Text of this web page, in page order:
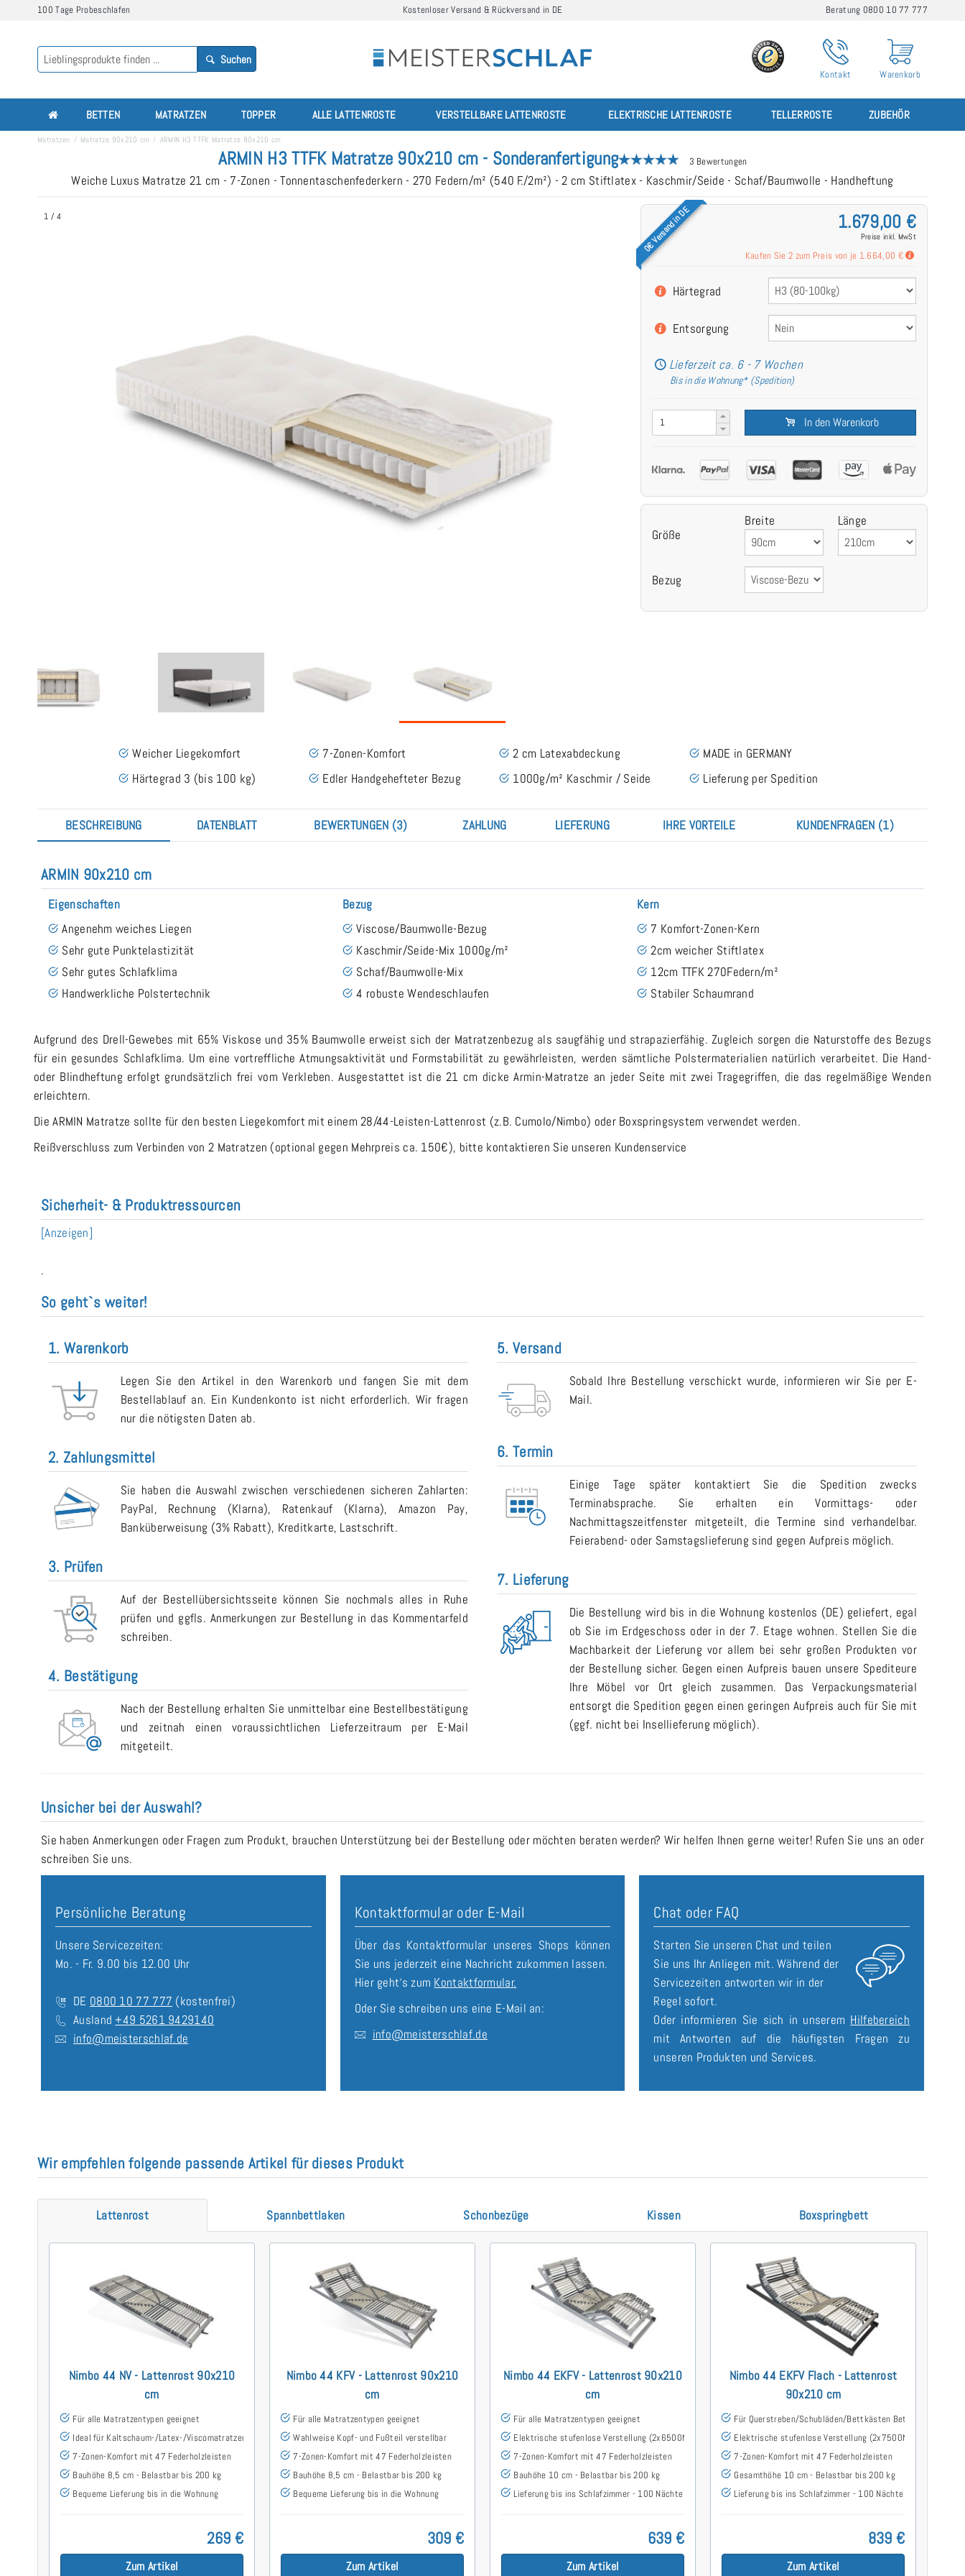
100 Tage Probeschlafen Kostenloser Versand & Rückversand in DE Beratung 0800 10 77 777
Suchen
Kontakt Warenkorb
BETTEN MATRATZEN TOPPER ALLE LATTENROSTE VERSTELLBARE LATTENROSTE ELEKTRISCHE LATTENROSTE TELLERROSTE ZUBEHÖR
Matratzen Matratze 90x210 cm ARMIN H3 TTFK Matratze 90x210 cm
ARMIN H3 TTFK Matratze 90x210 cm - Sonderanfertigung 3 Bewertungen
Weiche Luxus Matratze 21 cm - 7-Zonen - Tonnentaschenfederkern - 270 Federn/m² (540 F./2m²) - 2 cm Stiftlatex - Kaschmir/Seide - Schaf/Baumwolle - Handheftung
1 /4 0€ Versand in DE 1.679,00 €
Preise inkl. MwSt
Kaufen Sie 2 zum Preis von je 1.664,00 €
Härtegrad
Entsorgung
Lieferzeit ca. 6 - 7 Wochen
Bis in die Wohnung* (Spedition)
In den Warenkorb
Größe
Breite Länge
Bezug
Weicher Liegekomfort
Härtegrad 3 (bis 100 kg)
7-Zonen-Komfort
Edler Handgehefteter Bezug
2 cm Latexabdeckung
1000g/m² Kaschmir / Seide
MADE in GERMANY
Lieferung per Spedition
BESCHREIBUNG DATENBLATT BEWERTUNGEN (3) ZAHLUNG LIEFERUNG IHRE VORTEILE KUNDENFRAGEN (1)
ARMIN 90x210 cm
Eigenschaften
Angenehm weiches Liegen
Sehr gute Punktelastizität
Sehr gutes Schlafklima
Handwerkliche Polstertechnik
Bezug
Viscose/Baumwolle-Bezug
Kaschmir/Seide-Mix 1000g/m²
Schaf/Baumwolle-Mix
4 robuste Wendeschlaufen
Kern
7 Komfort-Zonen-Kern
2cm weicher Stiftlatex
12cm TTFK 270Federn/m²
Stabiler Schaumrand
Aufgrund des Drell-Gewebes mit 65% Viskose und 35% Baumwolle erweist sich der Matratzenbezug als saugfähig und strapazierfähig. Zugleich sorgen die Naturstoffe des Bezugs
für ein gesundes Schlafklima. Um eine vortreffliche Atmungsaktivität und Formstabilität zu gewährleisten, werden sämtliche Polstermaterialien natürlich verarbeitet. Die Hand-
oder Blindheftung erfolgt grundsätzlich frei vom Verkleben. Ausgestattet ist die 21 cm dicke Armin-Matratze an jeder Seite mit zwei Tragegriffen, die das regelmäßige Wenden
erleichtern.
Die ARMIN Matratze sollte für den besten Liegekomfort mit einem 28/44-Leisten-Lattenrost (z.B. Cumolo/Nimbo) oder Boxspringsystem verwendet werden.
Reißverschluss zum Verbinden von 2 Matratzen (optional gegen Mehrpreis ca. 150€), bitte kontaktieren Sie unseren Kundenservice
Sicherheit- & Produktressourcen
[Anzeigen]
.
So geht`s weiter!
1. Warenkorb
Legen Sie den Artikel in den Warenkorb und fangen Sie mit dem
Bestellablauf an. Ein Kundenkonto ist nicht erforderlich. Wir fragen
nur die nötigsten Daten ab.
2. Zahlungsmittel
Sie haben die Auswahl zwischen verschiedenen sicheren Zahlarten:
PayPal, Rechnung (Klarna), Ratenkauf (Klarna), Amazon Pay,
Banküberweisung (3% Rabatt), Kreditkarte, Lastschrift.
3. Prüfen
Auf der Bestellübersichtsseite können Sie nochmals alles in Ruhe
prüfen und ggfls. Anmerkungen zur Bestellung in das Kommentarfeld
schreiben.
4. Bestätigung
Nach der Bestellung erhalten Sie unmittelbar eine Bestellbestätigung
und zeitnah einen voraussichtlichen Lieferzeitraum per E-Mail
mitgeteilt.
5. Versand
Sobald Ihre Bestellung verschickt wurde, informieren wir Sie per E-
Mail.
6. Termin
Einige Tage später kontaktiert Sie die Spedition zwecks
Terminabsprache. Sie erhalten ein Vormittags- oder
Nachmittagszeitfenster mitgeteilt, die Termine sind verhandelbar.
Feierabend- oder Samstagslieferung sind gegen Aufpreis möglich.
7. Lieferung
Die Bestellung wird bis in die Wohnung kostenlos (DE) geliefert, egal
ob Sie im Erdgeschoss oder in der 7. Etage wohnen. Stellen Sie die
Machbarkeit der Lieferung vor allem bei sehr großen Produkten vor
der Bestellung sicher. Gegen einen Aufpreis bauen unsere Spediteure
Ihre Möbel vor Ort gleich zusammen. Das Verpackungsmaterial
entsorgt die Spedition gegen einen geringen Aufpreis auch für Sie mit
(ggf. nicht bei Insellieferung möglich).
Unsicher bei der Auswahl?
Sie haben Anmerkungen oder Fragen zum Produkt, brauchen Unterstützung bei der Bestellung oder möchten beraten werden? Wir helfen Ihnen gerne weiter! Rufen Sie uns an oder
schreiben Sie uns.
Persönliche Beratung
Unsere Servicezeiten:
Mo. - Fr. 9.00 bis 12.00 Uhr
DE 0800 10 77 777 (kostenfrei)
Ausland+49 5261 9429140
info@meisterschlaf.de
Kontaktformular oder E-Mail
Über das Kontaktformular unseres Shops können
Sie uns jederzeit eine Nachricht zukommen lassen.
Hier geht‘s zum Kontaktformular.
Oder Sie schreiben uns eine E-Mail an:
info@meisterschlaf.de
Chat oder FAQ
Starten Sie unseren Chat und teilen
Sie uns Ihr Anliegen mit. Während der
Servicezeiten antworten wir in der
Regel sofort.
Oder informieren Sie sich in unserem Hilfebereich
mit Antworten auf die häufigsten Fragen zu
unseren Produkten und Services.
Wir empfehlen folgende passende Artikel für dieses Produkt
Lattenrost Spannbettlaken Schonbezüge Kissen Boxspringbett
Nimbo 44 NV - Lattenrost 90x210
cm
Für alle Matratzentypen geeignet
Ideal für Kaltschaum-/Latex-/Viscomatratzen
7-Zonen-Komfort mit 47 Federholzleisten
Bauhöhe 8,5 cm - Belastbar bis 200 kg
Bequeme Lieferung bis in die Wohnung
269 €
Zum Artikel
Nimbo 44 KFV - Lattenrost 90x210
cm
Für alle Matratzentypen geeignet
Wahlweise Kopf- und Fußteil verstellbar
7-Zonen-Komfort mit 47 Federholzleisten
Bauhöhe 8,5 cm - Belastbar bis 200 kg
Bequeme Lieferung bis in die Wohnung
309 €
Zum Artikel
Nimbo 44 EKFV - Lattenrost 90x210
cm
Für alle Matratzentypen geeignet
Elektrische stufenlose Verstellung (2x6500N)
7-Zonen-Komfort mit 47 Federholzleisten
Bauhöhe 10 cm - Belastbar bis 200 kg
Lieferung bis ins Schlafzimmer - 100 Nächte testen
639 €
Zum Artikel
Nimbo 44 EKFV Flach - Lattenrost
90x210 cm
Für Querstreben/Schubläden/Bettkästen Betten
Elektrische stufenlose Verstellung (2x7500N)
7-Zonen-Komfort mit 47 Federholzleisten
Gesamthöhe 10 cm - Belastbar bis 200 kg
Lieferung bis ins Schlafzimmer - 100 Nächte testen
839 €
Zum Artikel